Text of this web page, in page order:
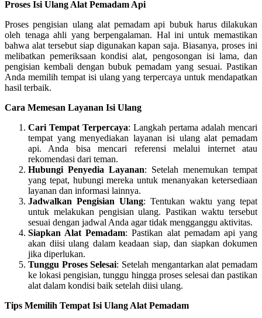
Proses Isi Ulang Alat Pemadam Api
Proses pengisian ulang alat pemadam api bubuk harus dilakukan
oleh tenaga ahli yang berpengalaman. Hal ini untuk memastikan
bahwa alat tersebut siap digunakan kapan saja. Biasanya, proses ini
melibatkan pemeriksaan kondisi alat, pengosongan isi lama, dan
pengisian kembali dengan bubuk pemadam yang sesuai. Pastikan
Anda memilih tempat isi ulang yang terpercaya untuk mendapatkan
hasil terbaik.
Cara Memesan Layanan Isi Ulang
Cari Tempat Terpercaya: Langkah pertama adalah mencari
tempat yang menyediakan layanan isi ulang alat pemadam
api. Anda bisa mencari referensi melalui internet atau
rekomendasi dari teman.
Hubungi Penyedia Layanan: Setelah menemukan tempat
yang tepat, hubungi mereka untuk menanyakan ketersediaan
layanan dan informasi lainnya.
Jadwalkan Pengisian Ulang: Tentukan waktu yang tepat
untuk melakukan pengisian ulang. Pastikan waktu tersebut
sesuai dengan jadwal Anda agar tidak mengganggu aktivitas.
Siapkan Alat Pemadam: Pastikan alat pemadam api yang
akan diisi ulang dalam keadaan siap, dan siapkan dokumen
jika diperlukan.
Tunggu Proses Selesai: Setelah mengantarkan alat pemadam
ke lokasi pengisian, tunggu hingga proses selesai dan pastikan
alat dalam kondisi baik setelah diisi ulang.
Tips Memilih Tempat Isi Ulang Alat Pemadam